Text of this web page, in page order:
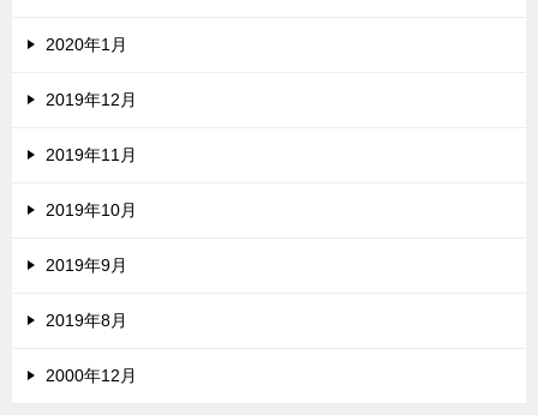
2020年1月
2019年12月
2019年11月
2019年10月
2019年9月
2019年8月
2000年12月